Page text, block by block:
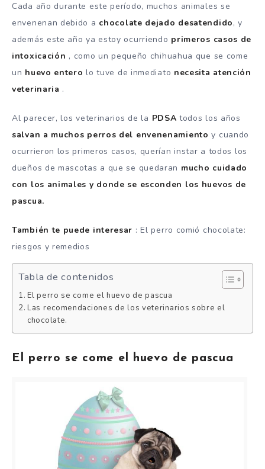
Cada año durante este período, muchos animales se
envenenan debido a chocolate dejado desatendido, y
además este año ya estoy ocurriendo primeros casos de
intoxicación , como un pequeño chihuahua que se come
un huevo entero lo tuve de inmediato necesita atención
veterinaria .
Al parecer, los veterinarios de la PDSA todos los años
salvan a muchos perros del envenenamiento y cuando
ocurrieron los primeros casos, querían instar a todos los
dueños de mascotas a que se quedaran mucho cuidado
con los animales y donde se esconden los huevos de
pascua.
También te puede interesar : El perro comió chocolate:
riesgos y remedios
Tabla de contenidos
El perro se come el huevo de pascua
Las recomendaciones de los veterinarios sobre el
chocolate.
El perro se come el huevo de pascua